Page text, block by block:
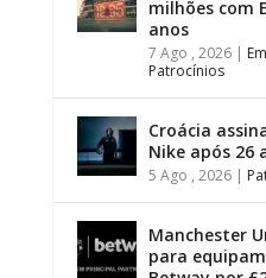
milhões com
anos
7 Ago , 2026|
Patrocínios
Croácia
Nike após 26
5 Ago , 2026|
Manchester
para